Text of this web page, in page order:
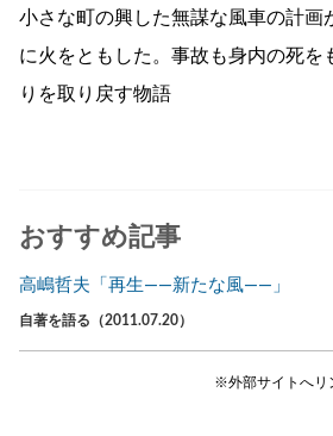
小さな町の興した無謀な風車の計画
に火をともした。事故も身内の死を
りを取り戻す物語
おすすめ記事
高嶋哲夫「再生――新たな風――」
自著を語る（2011.07.20）
※外部サイトへリ